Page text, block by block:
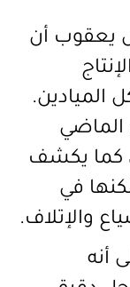
يعقوب أن
الميادين.
كما يكشف
في
والإتلاف.
أنه